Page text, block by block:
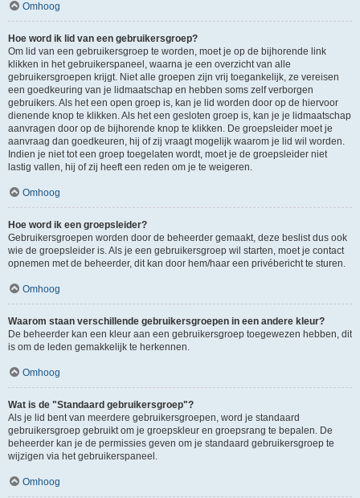
Omhoog
Hoe word ik lid van een gebruikersgroep?
Om lid van een gebruikersgroep te worden, moet je op de bijhorende link
klikken in het gebruikerspaneel, waarna je een overzicht van alle
gebruikersgroepen krijgt. Niet alle groepen zijn vrij toegankelijk, ze vereisen
een goedkeuring van je lidmaatschap en hebben soms zelf verborgen
gebruikers. Als het een open groep is, kan je lid worden door op de hiervoor
dienende knop te klikken. Als het een gesloten groep is, kan je je lidmaatschap
aanvragen door op de bijhorende knop te klikken. De groepsleider moet je
aanvraag dan goedkeuren, hij of zij vraagt mogelijk waarom je lid wil worden.
Indien je niet tot een groep toegelaten wordt, moet je de groepsleider niet
lastig vallen, hij of zij heeft een reden om je te weigeren.
Omhoog
Hoe word ik een groepsleider?
Gebruikersgroepen worden door de beheerder gemaakt, deze beslist dus ook
wie de groepsleider is. Als je een gebruikersgroep wil starten, moet je contact
opnemen met de beheerder, dit kan door hem/haar een privébericht te sturen.
Omhoog
Waarom staan verschillende gebruikersgroepen in een andere kleur?
De beheerder kan een kleur aan een gebruikersgroep toegewezen hebben, dit
is om de leden gemakkelijk te herkennen.
Omhoog
Wat is de "Standaard gebruikersgroep"?
Als je lid bent van meerdere gebruikersgroepen, word je standaard
gebruikersgroep gebruikt om je groepskleur en groepsrang te bepalen. De
beheerder kan je de permissies geven om je standaard gebruikersgroep te
wijzigen via het gebruikerspaneel.
Omhoog